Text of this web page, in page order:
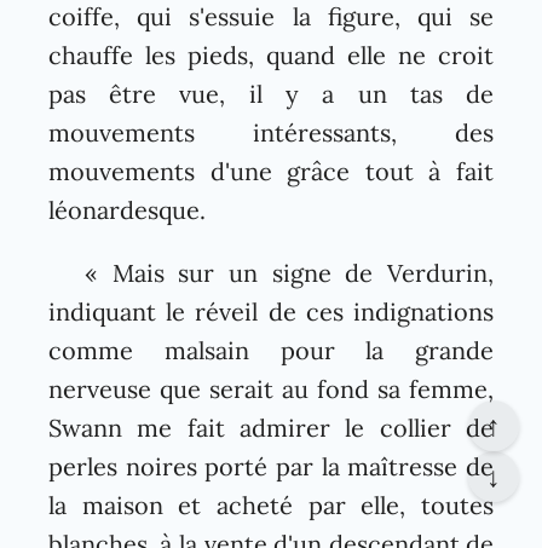
coiffe, qui s'essuie la figure, qui se
chauffe les pieds, quand elle ne croit
pas être vue, il y a un tas de
mouvements intéressants, des
mouvements d'une grâce tout à fait
léonardesque.
« Mais sur un signe de Verdurin,
indiquant le réveil de ces indignations
comme malsain pour la grande
nerveuse que serait au fond sa femme,
Swann me fait admirer le collier de
perles noires porté par la maîtresse de
la maison et acheté par elle, toutes
↑
↓